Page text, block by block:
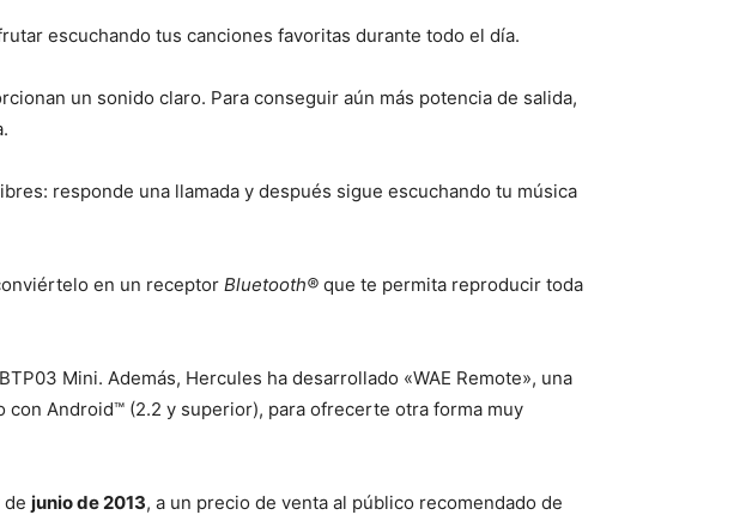
escuchando tus canciones favoritas durante todo el día.
un sonido claro. Para conseguir aún más potencia de salida,
responde una llamada y después sigue escuchando tu música
en un receptor Bluetooth® que te permita reproducir toda
Mini. Además, Hercules ha desarrollado «WAE Remote», una
Android™ (2.2 y superior), para ofrecerte otra forma muy
de junio de 2013, a un precio de venta al público recomendado de